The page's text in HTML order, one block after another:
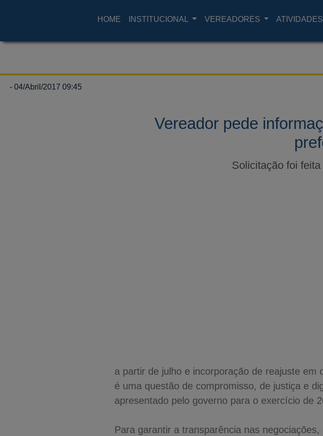
HOME INSTITUCIONAL VEREADORES
- 04/Abril/2017 09:45
Vereador pede
Solicitação foi
a partir de julho e incorporação de reajuste em
é uma questão de compromisso, de justiça e
apresentado pelo governo para o exercício de
Para garantir a transparência nas